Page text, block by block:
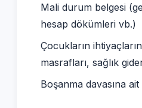
Mali durum belgesi
hesap dökümleri vb.)
Çocukların
masrafları, sağlık
Boşanma davasına